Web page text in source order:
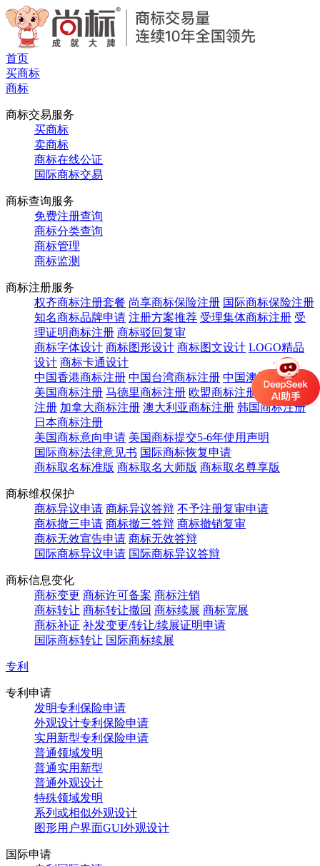
首页
买商标
商标
商标交易服务
买商标
卖商标
商标在线公证
国际商标交易
商标查询服务
免费注册查询
商标分类查询
商标管理
商标监测
商标注册服务
权齐商标注册套餐 尚享商标保险注册 国际商标保险注册
知名商标品牌申请 注册方案推荐 受理集体商标注册 受
理证明商标注册 商标驳回复审
商标字体设计 商标图形设计 商标图文设计 LOGO精品
设计 商标卡通设计
中国香港商标注册 中国台湾商标注册 中国澳门商标注册
美国商标注册 马德里商标注册 欧盟商标注册
英国商标
注册 加拿大商标注册 澳大利亚商标注册 韩国商标注册
日本商标注册
美国商标意向申请 美国商标提交5-6年使用声明
国际商标法律意见书 国际商标恢复申请
商标取名标准版 商标取名大师版 商标取名尊享版
商标维权保护
商标异议申请 商标异议答辩 不予注册复审申请
商标撤三申请 商标撤三答辩 商标撤销复审
商标无效宣告申请 商标无效答辩
国际商标异议申请 国际商标异议答辩
商标信息变化
商标变更 商标许可备案 商标注销
商标转让 商标转让撤回 商标续展 商标宽展
商标补证 补发变更/转让/续展证明申请
国际商标转让 国际商标续展
专利
专利申请
发明专利保险申请
外观设计专利保险申请
实用新型专利保险申请
普通领域发明
普通实用新型
普通外观设计
特殊领域发明
系列或相似外观设计
图形用户界面GUI外观设计
国际申请